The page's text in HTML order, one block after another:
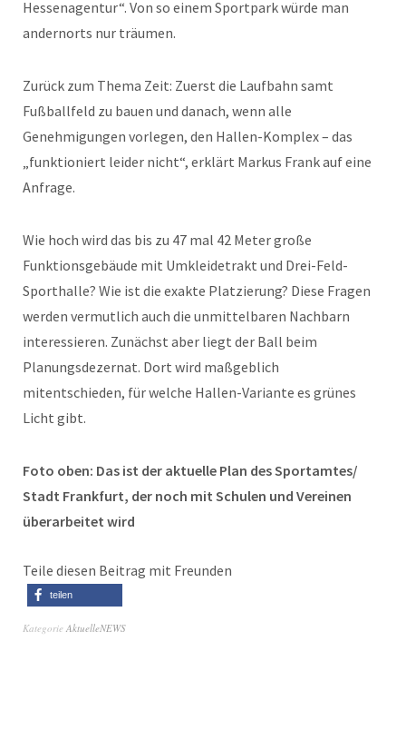
Hessenagentur“. Von so einem Sportpark würde man
andernorts nur träumen.
Zurück zum Thema Zeit: Zuerst die Laufbahn samt
Fußballfeld zu bauen und danach, wenn alle
Genehmigungen vorlegen, den Hallen-Komplex – das
„funktioniert leider nicht“, erklärt Markus Frank auf eine
Anfrage.
Wie hoch wird das bis zu 47 mal 42 Meter große
Funktionsgebäude mit Umkleidetrakt und Drei-Feld-
Sporthalle? Wie ist die exakte Platzierung? Diese Fragen
werden vermutlich auch die unmittelbaren Nachbarn
interessieren. Zunächst aber liegt der Ball beim
Planungsdezernat. Dort wird maßgeblich
mitentschieden, für welche Hallen-Variante es grünes
Licht gibt.
Foto oben: Das ist der aktuelle Plan des Sportamtes/
Stadt Frankfurt, der noch mit Schulen und Vereinen
überarbeitet wird
Teile diesen Beitrag mit Freunden
teilen
Kategorie AktuelleNEWS